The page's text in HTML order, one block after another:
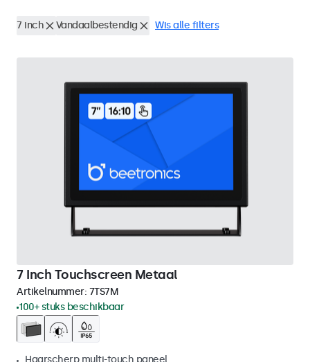
7 inch Vandaalbestendig Wis alle filters
7 Inch Touchscreen Metaal
Artikelnummer: 7TS7M
100+ stuks beschikbaar
Haarscherp multi-touch paneel